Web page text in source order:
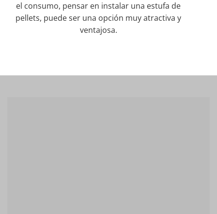
el consumo, pensar en instalar una estufa de
pellets, puede ser una opción muy atractiva y
ventajosa.